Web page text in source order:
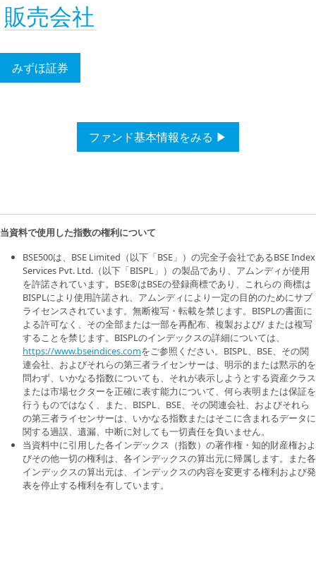
販売会社
みずほ証券
ファンド基本情報をみる ▶
当資料で使用した指数の権利について
BSE500は、BSE Limited（以下「BSE」）の完全子会社であるBSE Index
Services Pvt. Ltd.（以下「BISPL」）の製品であり、アムンディが使用
を許諾されています。BSE®はBSEの登録商標であり、これらの 商標は
BISPLにより使用許諾され、アムンディにより一定の目的のためにサブ
ライセンスされています。無断複写・転載を禁じます。BISPLの書面に
よる許可なく、その全部または一部を再配布、複製および/ または複写
することを禁じます。BISPLのインデックスの詳細については、
https://www.bseindices.comをご参照ください。BISPL、BSE、その関
連会社、およびそれらの第三者ライセンサーは、明示的または黙示的を
問わず、いかなる指数についても、それが表示しようとする資産クラス
または市場セクターを正確に表す能力について、何ら表明または保証を
行うものではなく、また、BISPL、BSE、その関連会社、およびそれら
の第三者ライセンサーは、いかなる指数またはそこに含まれるデータに
関する過誤、遺漏、中断に対しても一切責任を負いません。
当資料中に引用した各インデックス（指数）の著作権・知的財産権およ
びその他一切の権利は、各インデックスの算出元に帰属します。また各
インデックスの算出元は、インデックスの内容を変更する権利および発
表を停止する権利を有しています。